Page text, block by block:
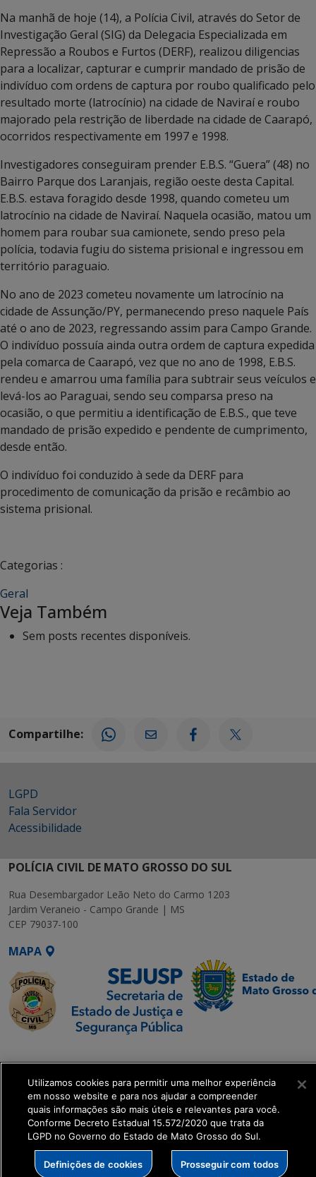
Na manhã de hoje (14), a Polícia Civil, através do Setor de
Investigação Geral (SIG) da Delegacia Especializada em
Repressão a Roubos e Furtos (DERF), realizou diligencias
para a localizar, capturar e cumprir mandado de prisão de
indivíduo com ordens de captura por roubo qualificado pelo
resultado morte (latrocínio) na cidade de Naviraí e roubo
majorado pela restrição de liberdade na cidade de Caarapó,
ocorridos respectivamente em 1997 e 1998.
Investigadores conseguiram prender E.B.S. “Guera” (48) no
Bairro Parque dos Laranjais, região oeste desta Capital.
E.B.S. estava foragido desde 1998, quando cometeu um
latrocínio na cidade de Naviraí. Naquela ocasião, matou um
homem para roubar sua camionete, sendo preso pela
polícia, todavia fugiu do sistema prisional e ingressou em
território paraguaio.
No ano de 2023 cometeu novamente um latrocínio na
cidade de Assunção/PY, permanecendo preso naquele País
até o ano de 2023, regressando assim para Campo Grande.
O indivíduo possuía ainda outra ordem de captura expedida
pela comarca de Caarapó, vez que no ano de 1998, E.B.S.
rendeu e amarrou uma família para subtrair seus veículos e
levá-los ao Paraguai, sendo seu comparsa preso na
ocasião, o que permitiu a identificação de E.B.S., que teve
mandado de prisão expedido e pendente de cumprimento,
desde então.
O indivíduo foi conduzido à sede da DERF para
procedimento de comunicação da prisão e recâmbio ao
sistema prisional.
Categorias :
Geral
Veja Também
Sem posts recentes disponíveis.
Compartilhe:
LGPD
Fala Servidor
Acessibilidade
POLÍCIA CIVIL DE MATO GROSSO DO SUL
Rua Desembargador Leão Neto do Carmo 1203
Jardim Veraneio - Campo Grande | MS
CEP 79037-100
MAPA
Transformação Digital
get_footer();
Utilizamos cookies para permitir uma melhor experiência
em nosso website e para nos ajudar a compreender
quais informações são mais úteis e relevantes para você.
Conforme Decreto Estadual 15.572/2020 que trata da
LGPD no Governo do Estado de Mato Grosso do Sul.
Definições de cookies Prosseguir com todos